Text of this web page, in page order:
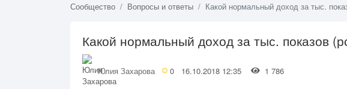
Сообщество Вопросы и ответы Какой нормальный доход за тыс.
Какой нормальный доход за тыс. показов
Юлия Захарова 0 16.10.2018 12:35 1 786